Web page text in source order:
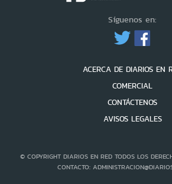
Síguenos en:
ACERCA DE DIARIOS EN
COMERCIAL
CONTÁCTENOS
AVISOS LEGALES
© COPYRIGHT DIARIOS EN RED TODOS LOS
CONTACTO: